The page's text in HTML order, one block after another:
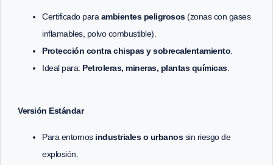
Certificado para ambientes peligrosos(zonas con gases
inflamables, polvo combustible).
Protección contra chispas y sobrecalentamiento
Ideal para: Petroleras, mineras, plantas químicas.
Versión Estándar
Para entornos industriales o urbanossin riesgo de
explosión.